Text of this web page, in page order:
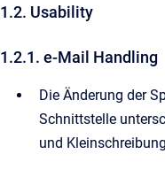
1.2. Usability
1.2.1. e-Mail Handling
Die Änderung der
Schnittstelle
und